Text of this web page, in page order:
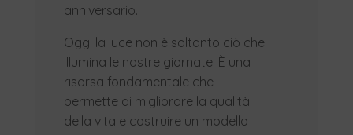
anniversario.
Oggi la luce non è soltanto ciò che
illumina le nostre giornate. È una
risorsa fondamentale che
permette di migliorare la qualità
della vita e costruire un modello